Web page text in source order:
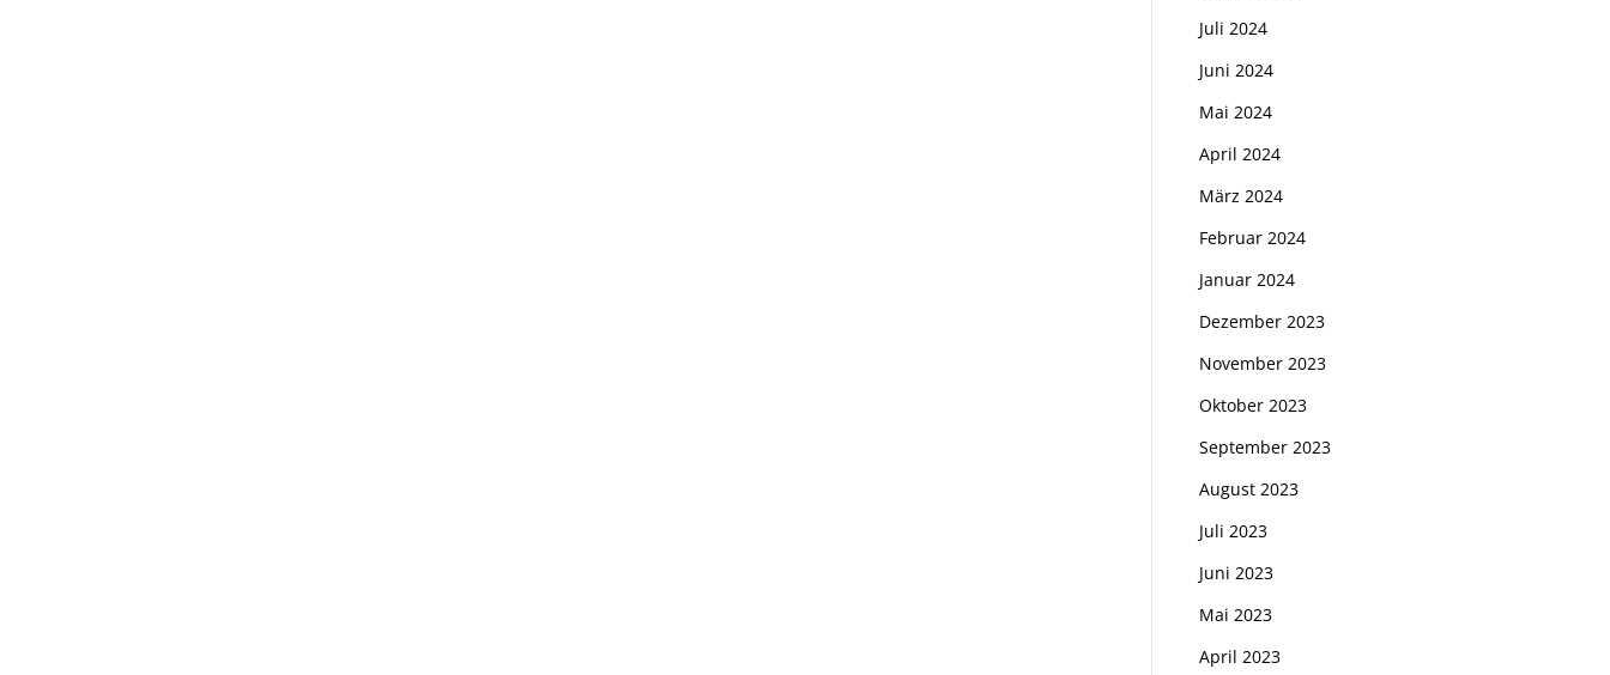
Juli 2024
Juni 2024
Mai 2024
April 2024
März 2024
Februar 2024
Januar 2024
Dezember 2023
November 2023
Oktober 2023
September 2023
August 2023
Juli 2023
Juni 2023
Mai 2023
April 2023